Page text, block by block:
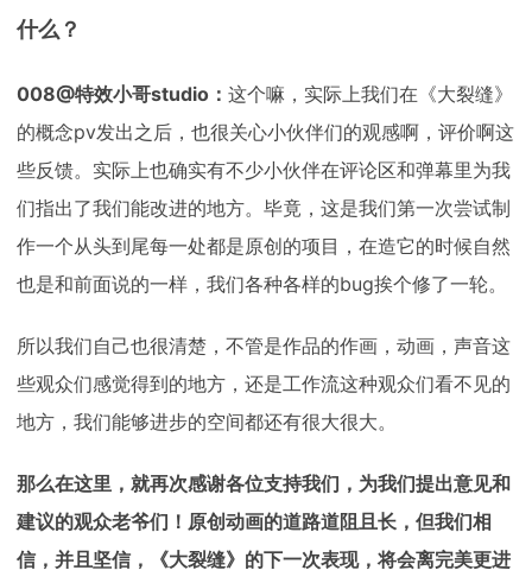
什么？
008@特效小哥studio： 这个嘛，实际上我们在《大裂缝》
的概念pv发出之后，也很关心小伙伴们的观感啊，评价啊这
些反馈。实际上也确实有不少小伙伴在评论区和弹幕里为我
们指出了我们能改进的地方。毕竟，这是我们第一次尝试制
作一个从头到尾每一处都是原创的项目，在造它的时候自然
也是和前面说的一样，我们各种各样的bug挨个修了一轮。
所以我们自己也很清楚，不管是作品的作画，动画，声音这
些观众们感觉得到的地方，还是工作流这种观众们看不见的
地方，我们能够进步的空间都还有很大很大。
那么在这里，就再次感谢各位支持我们，为我们提出意见和
建议的观众老爷们！原创动画的道路道阻且长，但我们相
信，并且坚信，《大裂缝》的下一次表现，将会离完美更进